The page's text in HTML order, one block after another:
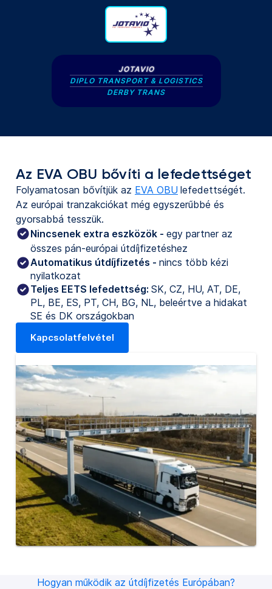
JOTAVIO
DIPLO TRANSPORT & LOGISTICS
DERBY TRANS
Az EVA OBU bővíti a lefedettséget
Folyamatosan bővítjük az EVA OBU lefedettségét.
Az európai tranzakciókat még egyszerűbbé és
gyorsabbá tesszük.
Nincsenek extra eszközök - egy partner az
összes pán-európai útdíjfizetéshez
Automatikus útdíjfizetés - nincs több kézi
nyilatkozat
Teljes EETS lefedettség: SK, CZ, HU, AT, DE,
PL, BE, ES, PT, CH, BG, NL, beleértve a hidakat
SE és DK országokban
Kapcsolatfelvétel
Hogyan működik az útdíjfizetés Európában?